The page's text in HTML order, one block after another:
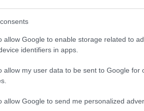
allow Google to enable storage related to
identifiers in apps.
allow my user data to be sent to Google for
allow Google to send me personalized
all’età di 16 anni e, in breve
italiana a vincere una medaglia
traguardo che ha segnato un
vittoria che la distingue; è il
umiltà che la rende davvero